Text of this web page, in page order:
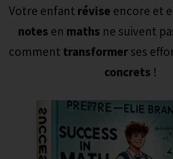
LES MATHS ET MOI
Votre enfant révise encore et
notes en maths ne suivent
comment transformerses
concrets !